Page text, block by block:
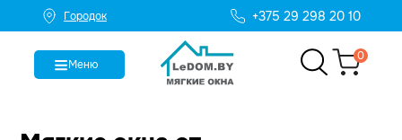
Городок +375 29 298 20 10
Меню
0